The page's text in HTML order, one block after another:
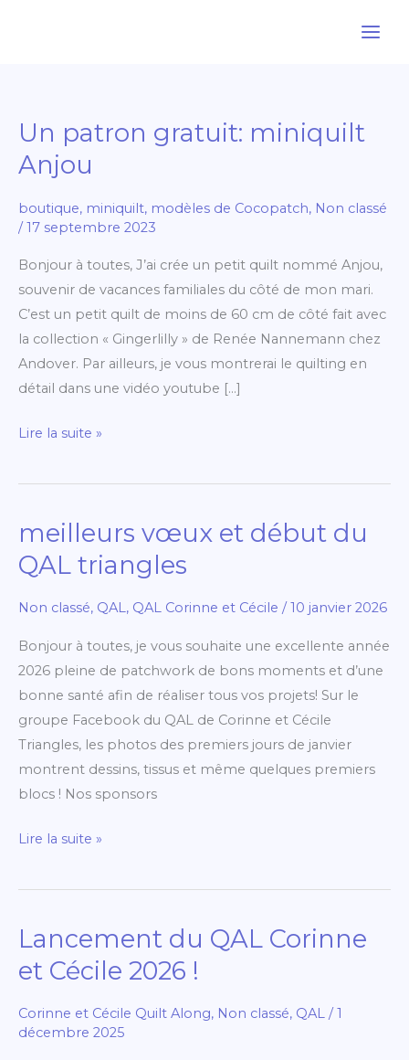
Un patron gratuit: miniquilt
Anjou
boutique, miniquilt, modèles de Cocopatch, Non classé
/17 septembre 2023
Bonjour à toutes, J’ai crée un petit quilt nommé Anjou,
souvenir de vacances familiales du côté de mon mari.
C’est un petit quilt de moins de 60 cm de côté fait avec
la collection « Gingerlilly » de Renée Nannemann chez
Andover. Par ailleurs, je vous montrerai le quilting en
détail dans une vidéo youtube […]
Un
patron
gratuit:
miniquilt
Anjou
Lire la suite »
meilleurs vœux et début du
QAL triangles
Non classé, QAL, QAL Corinne et Cécile / 10 janvier 2026
Bonjour à toutes, je vous souhaite une excellente année
2026 pleine de patchwork de bons moments et d’une
bonne santé afin de réaliser tous vos projets! Sur le
groupe Facebook du QAL de Corinne et Cécile
Triangles, les photos des premiers jours de janvier
montrent dessins, tissus et même quelques premiers
blocs ! Nos sponsors
meilleurs
vœux
et
début
QAL
triangles
Lire la suite »
Lancement du QAL Corinne
et Cécile 2026 !
Corinne et Cécile Quilt Along, Non classé, QAL /1
décembre 2025
Lancement
QAL
Corinne
et